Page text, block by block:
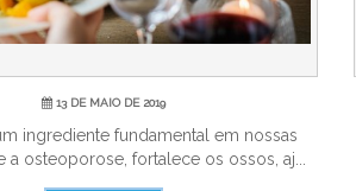
13 DE MAIO DE 2019
ingrediente fundamental em nossas
a osteoporose, fortalece os ossos, aj...